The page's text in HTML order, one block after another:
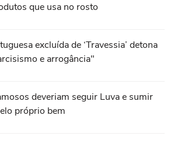
que usa no rosto
excluída de ‘Travessia’ detona
e arrogância"
deveriam seguir Luva e sumir
próprio bem